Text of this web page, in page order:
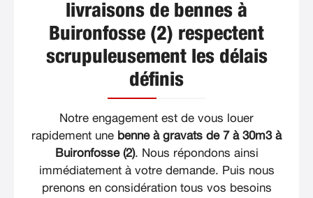
livraisons de bennes à
Buironfosse (2) respectent
scrupuleusement les délais
définis
Notre engagement est de vous louer
rapidement une benne à gravats de 7 à 30m3 à
Buironfosse (2). Nous répondons ainsi
immédiatement à votre demande. Puis nous
prenons en considération tous vos besoins